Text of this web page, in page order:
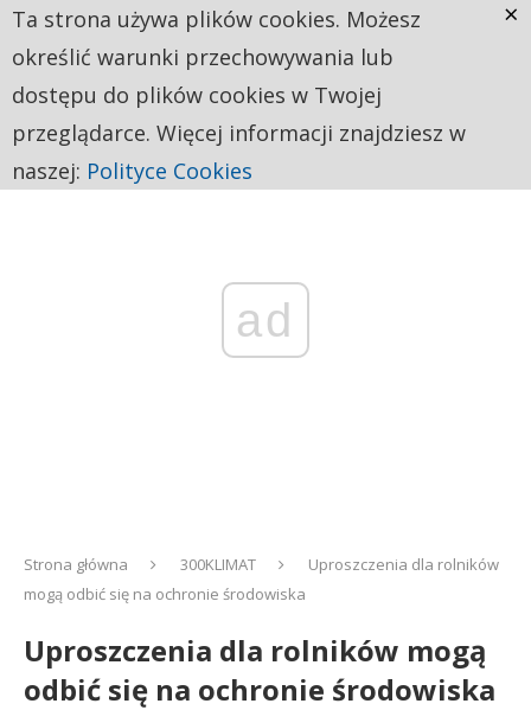
ad
Strona główna 300KLIMAT
Uproszczenia dla rolników
mogą odbić się na ochronie środowiska
Uproszczenia dla rolników mogą
odbić się na ochronie środowiska
Ta strona używa plików cookies. Możesz
określić warunki przechowywania lub
dostępu do plików cookies w Twojej
przeglądarce. Więcej informacji znajdziesz w
naszej: Polityce Cookies
×